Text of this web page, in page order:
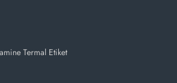
Termal Etiket